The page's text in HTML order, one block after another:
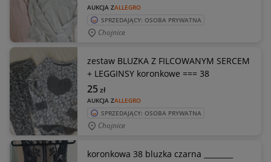
AUKCJA ZALLEGRO
SPRZEDAJĄCY: OSOBA PRYWATNA
Chojnice
zestaw BLUZKA Z FILCOWANYM SERCEM
+ LEGGINSY koronkowe === 38
AUKCJA ZALLEGRO
25zł
SPRZEDAJĄCY: OSOBA PRYWATNA
Chojnice
koronkowa 38 bluzka czarna ________